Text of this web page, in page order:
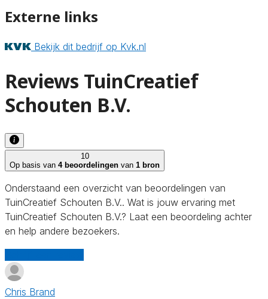
Externe links
Bekijk dit bedrijf op Kvk.nl
Reviews TuinCreatief
Schouten B.V.
10
Op basis van 4 beoordelingen van 1 bron
Onderstaand een overzicht van beoordelingen van
TuinCreatief Schouten B.V.. Wat is jouw ervaring met
TuinCreatief Schouten B.V.? Laat een beoordeling achter
en help andere bezoekers.
Chris Brand